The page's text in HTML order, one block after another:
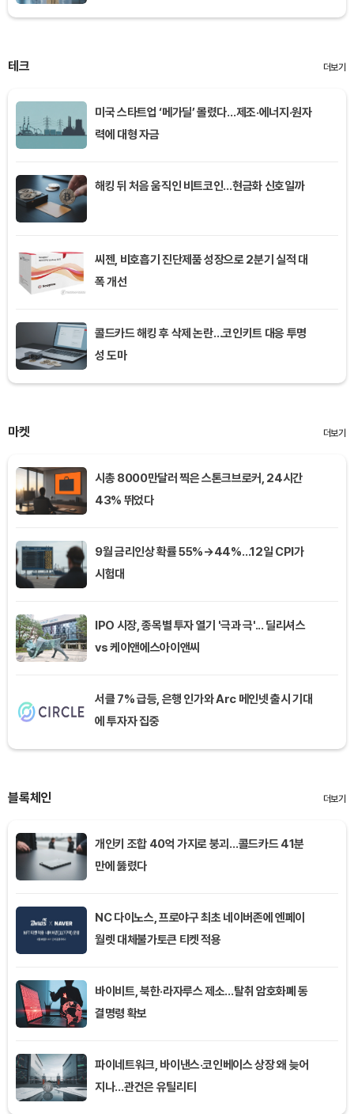
테크 더보기
미국 스타트업 ‘메가딜’ 몰렸다…제조·에너지·원자
력에 대형 자금
해킹 뒤 처음 움직인 비트코인…현금화 신호일까
씨젠, 비호흡기 진단제품 성장으로 2분기 실적 대
폭 개선
콜드카드 해킹 후 삭제 논란…코인키트 대응 투명
성 도마
마켓 더보기
시총 8000만달러 찍은 스톤크브로커, 24시간
43% 뛰었다
9월 금리인상 확률 55%→44%…12일 CPI가
시험대
IPO 시장, 종목별 투자 열기 '극과 극'... 딜리셔스
vs 케이앤에스아이앤씨
서클 7% 급등, 은행 인가와 Arc 메인넷 출시 기대
에 투자자 집중
블록체인 더보기
개인키 조합 40억 가지로 붕괴…콜드카드 41분
만에 뚫렸다
NC 다이노스, 프로야구 최초 네이버존에 엔페이
월렛 대체불가토큰 티켓 적용
바이비트, 북한·라자루스 제소…탈취 암호화폐 동
결명령 확보
파이네트워크, 바이낸스·코인베이스 상장 왜 늦어
지나…관건은 유틸리티